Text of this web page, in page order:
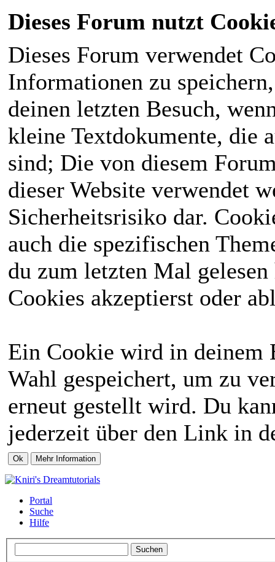
Dieses Forum nutzt
Dieses Forum verwendet
Informationen zu
deinen letzten Besuch,
kleine Textdokumente, die
sind; Die von diesem
dieser Website verwendet
Sicherheitsrisiko dar.
auch die spezifischen
du zum letzten Mal
Cookies akzeptierst oder
Ein Cookie wird in deinem
Wahl gespeichert, um zu
erneut gestellt wird. Du
jederzeit über den Link in
Portal
Suche
Hilfe